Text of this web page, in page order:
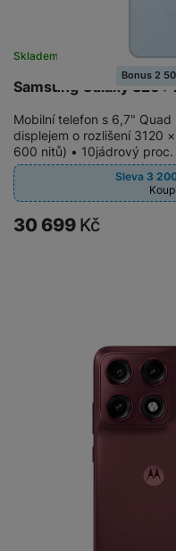
Samsung Galaxy S26+
Skladem na prodejně na 2
Bonus 2
Mobilní telefon s 6,7" Quad
displejem o rozlišení 3120
600 nitů) • 10jádrový
Sleva 3
30 699 Kč